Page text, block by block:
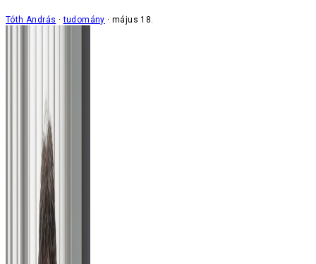
Tóth András tudomány május 18.